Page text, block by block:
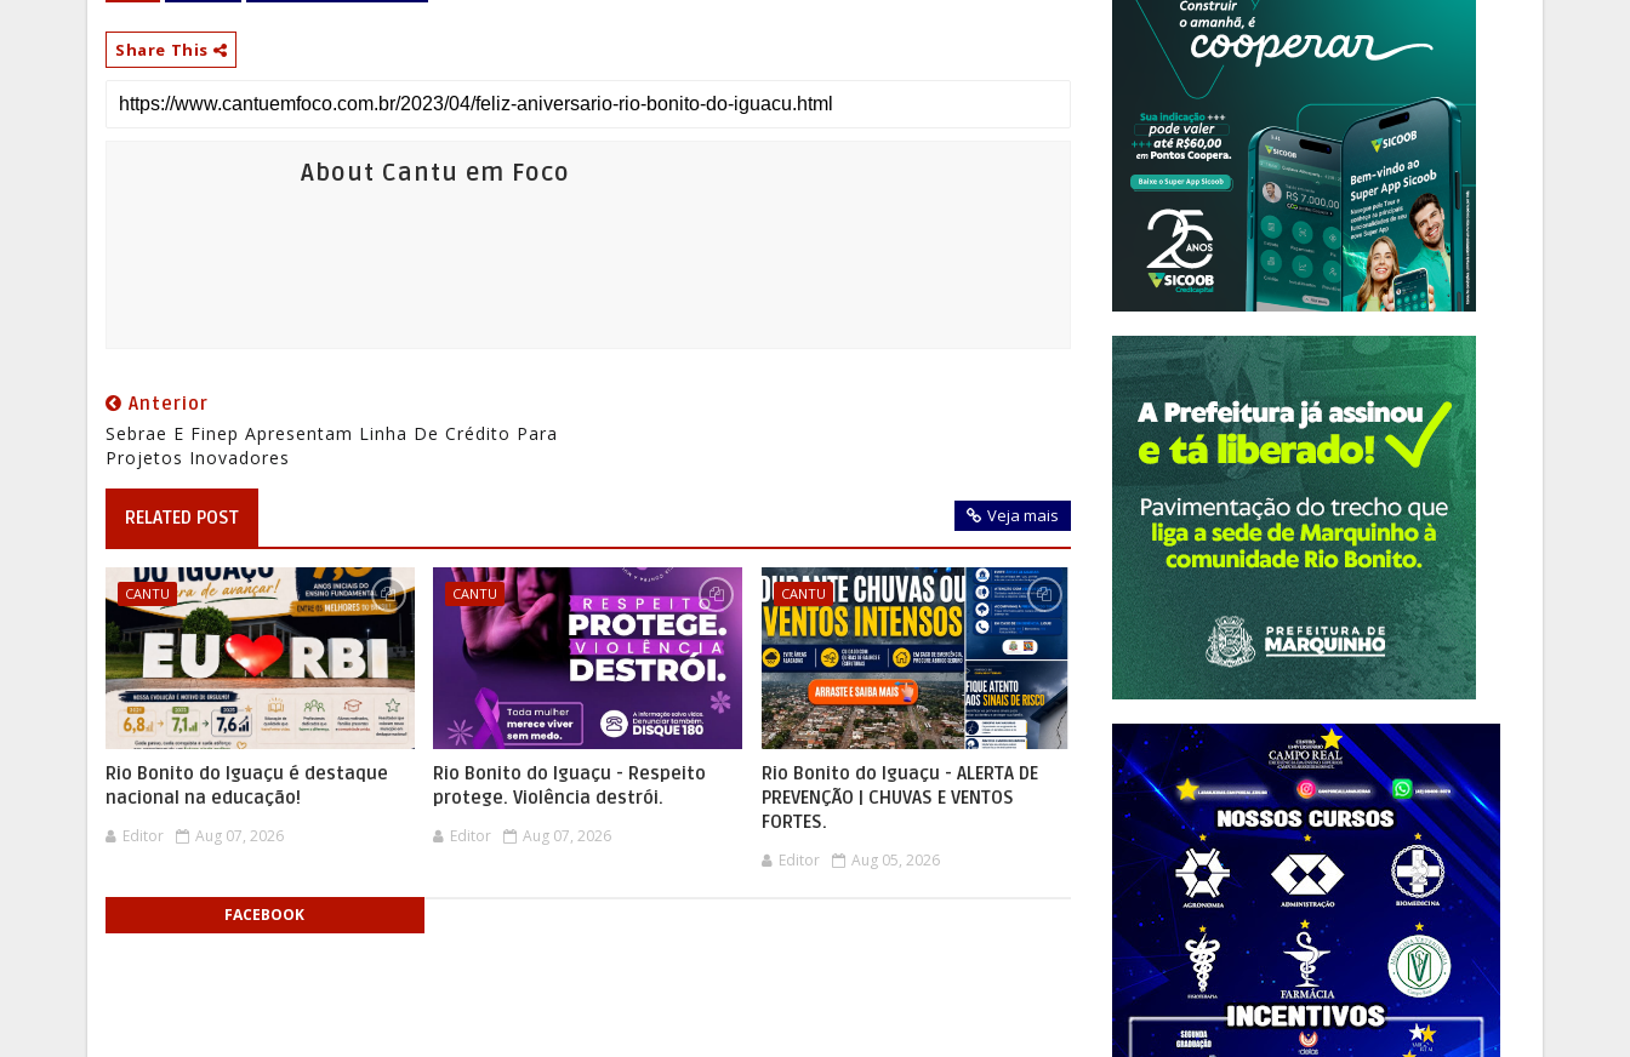
Share This
About Cantu em Foco
Anterior
Sebrae E Finep Apresentam Linha De Crédito Para
Projetos Inovadores
RELATED POST Veja mais
CANTU
Rio Bonito do Iguaçu é destaque
nacional na educação!
Editor Aug 07, 2026
CANTU
Rio Bonito do Iguaçu - Respeito
protege. Violência destrói.
Editor Aug 07, 2026
CANTU
Rio Bonito do Iguaçu - ALERTA DE
PREVENÇÃO | CHUVAS E VENTOS
FORTES.
Editor Aug 05, 2026
FACEBOOK